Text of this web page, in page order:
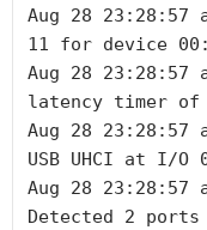
Aug 28 23:28:57
11 for device
Aug 28
latency timer of
Aug 28 23:28:57
USB UHCI at I/O
Aug 28 23:28:57
Detected 2 ports